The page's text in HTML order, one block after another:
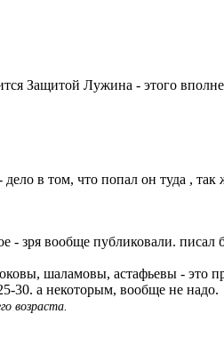
Защитой Лужина - этого вполне
в том, что попал он туда ,
- зря вообще публиковали. писал
шаламовы, астафьевы - это
30. а некоторым, вообще не надо.
возраста.